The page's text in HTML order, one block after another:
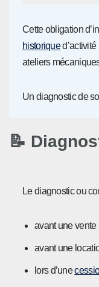
Cette obligation
historique
ateliers
Un diagnostic de
📝
Le diagnostic ou
avant une vente
avant une
lors d’une